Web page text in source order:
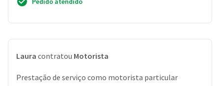
Laura contratou Motorista
Prestação de serviço como motorista particular